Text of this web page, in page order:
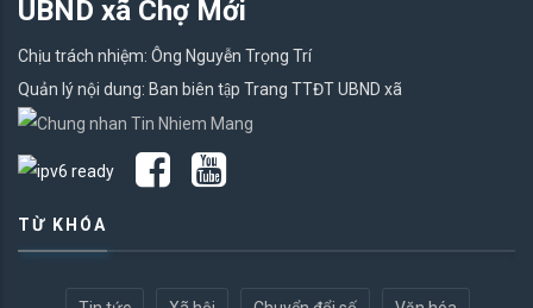
UBND xã Chợ Mới
Chịu trách nhiệm: Ông Nguyễn Trọng Trí
Quản lý nội dung: Ban biên tập Trang TTĐT UBND xã
TỪ KHÓA